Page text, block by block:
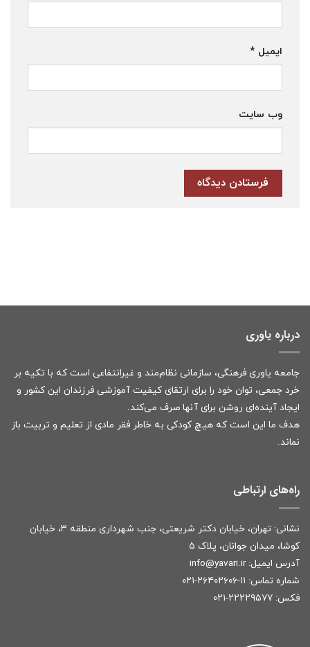
ایمیل *
وب‌ سایت
درباره یاوری
جامعه یاوری فرهنگی، سازمانی نظام‌مند و غیرانتفاعی است که با تکیه بر
خرد جمعی، توان خود را برای ارتقای کیفیت آموزشی فرزندان این کشور و
ایجاد آینده‌ای روشن برای آنها صرف می‌کند.
هدف ما این است که هیچ کودکی به خاطر فقر مادی از تعلیم و تربیت باز
نماند.
راه‌های ارتباطی
نشانی: تهران، خیابان دکتر شریعتی، جنب شهرداری منطقه ۳، خیابان
کوشا، میدان جوانان، پلاک ۵
آدرس ایمیل: info@yavari.ir
شماره تماس: ۱۱-۲۶۴۰۲۶۰۶-۰۲۱
فکس: ۲۲۲۲۹۵۷۷-۰۲۱